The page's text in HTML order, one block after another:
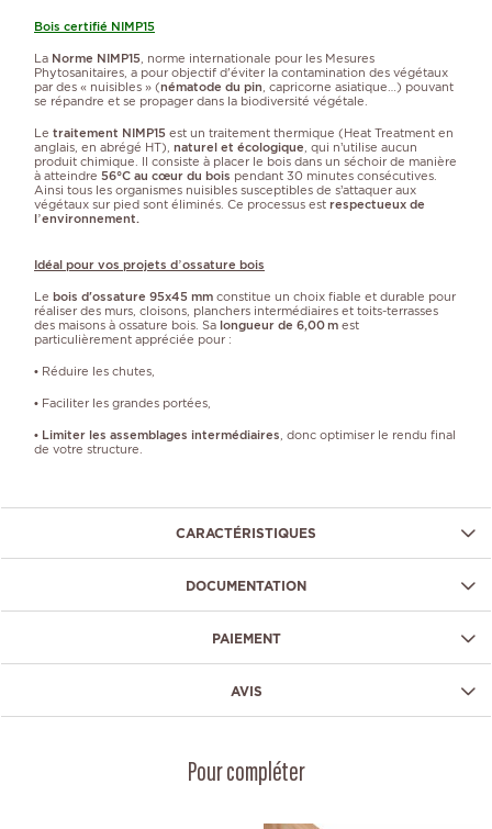
Bois certifié NIMP15
La Norme NIMP15 , norme internationale pour les Mesures
Phytosanitaires, a pour objectif d'éviter la contamination des végétaux
par des « nuisibles » (nématode du pin , capricorne asiatique…) pouvant
se répandre et se propager dans la biodiversité végétale.
Le traitement NIMP15 est un traitement thermique (Heat Treatment en
anglais, en abrégé HT), naturel et écologique , qui n’utilise aucun
produit chimique. Il consiste à placer le bois dans un séchoir de manière
à atteindre 56°C au cœur du bois pendant 30 minutes consécutives.
Ainsi tous les organismes nuisibles susceptibles de s’attaquer aux
végétaux sur pied sont éliminés. Ce processus est respectueux de
l’environnement.
Idéal pour vos projets d’ossature bois
Le bois d'ossature 95x45 mm constitue un choix fiable et durable pour
réaliser des murs, cloisons, planchers intermédiaires et toits-terrasses
des maisons à ossature bois. Sa longueur de 6,00 m est
particulièrement appréciée pour :
• Réduire les chutes,
• Faciliter les grandes portées,
• Limiter les assemblages intermédiaires , donc optimiser le rendu final
de votre structure.
CARACTÉRISTIQUES
DOCUMENTATION
PAIEMENT
AVIS
Pour compléter